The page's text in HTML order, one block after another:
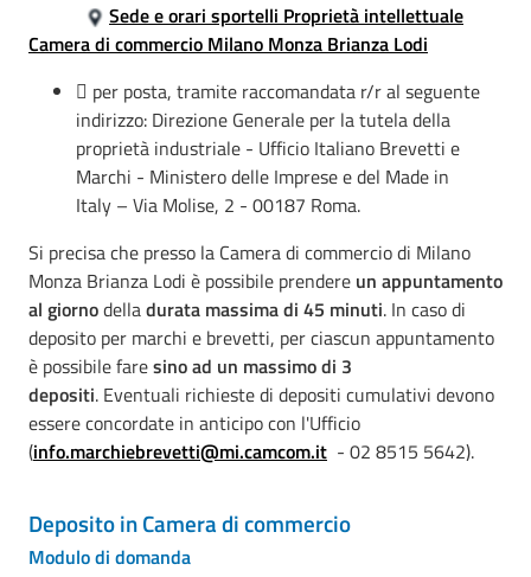
Sede e orari sportelli Proprietà intellettuale
Camera di commercio Milano Monza Brianza Lodi
 per posta, tramite raccomandata r/r al seguente
indirizzo: Direzione Generale per la tutela della
proprietà industriale - Ufficio Italiano Brevetti e
Marchi - Ministero delle Imprese e del Made in
Italy – Via Molise, 2 - 00187 Roma.
Si precisa che presso la Camera di commercio di Milano
Monza Brianza Lodi è possibile prendere un appuntamento
al giornodelladurata massima di 45 minuti. In caso di
deposito per marchi e brevetti, per ciascun appuntamento
è possibile faresino ad un massimo di 3
depositi. Eventuali richieste di depositi cumulativi devono
essere concordate in anticipo con l'Ufficio
(info.marchiebrevetti@mi.camcom.it - 02 8515 5642).
Deposito in Camera di commercio
Modulo di domanda